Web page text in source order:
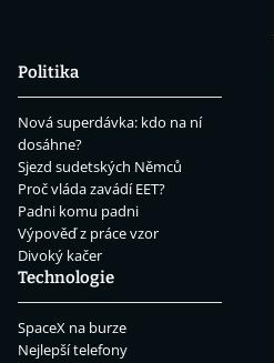
Politika
Nová superdávka: kdo na ní
dosáhne?
Sjezd sudetských Němců
Proč vláda zavádí EET?
Padni komu padni
Výpověď z práce vzor
Divoký kačer
Technologie
SpaceX na burze
Nejlepší telefony